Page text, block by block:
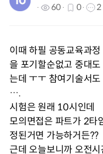
60 0 2
이때 하필 공동교육과
을 포기할순없고 중대
는데 ㅜㅜ 참여기술서
….
시험은 원래 10시인데
모의면접은 파트가 2타
정된거면 가능하거든??
근데 오늘보니까 오전